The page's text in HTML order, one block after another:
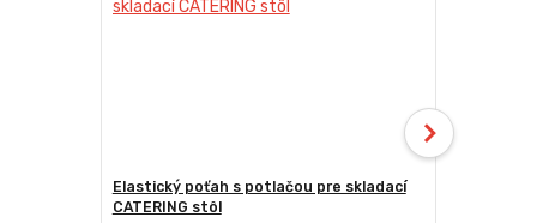
Elastický poťah s potlačou pre skladací
CATERING stôl